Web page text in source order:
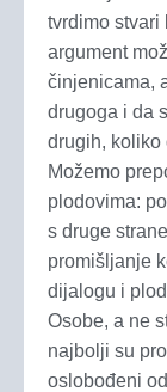
tvrdimo stvari
argument
činjenicama,
drugoga i da
drugih, koliko
Možemo
plodovima:
s druge
promišljanje
dijalogu i
Osobe, a ne
najbolji su
oslobođeni